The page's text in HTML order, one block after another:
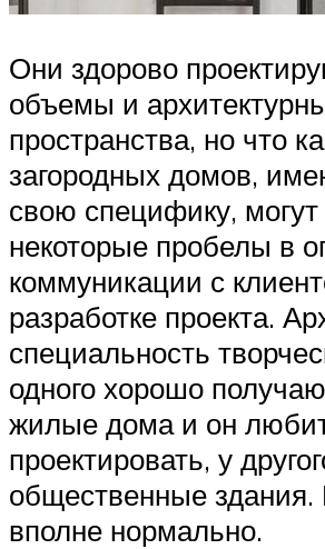
Они здорово
объемы и
пространства, но что
загородных домов,
свою специфику,
некоторые пробелы в
коммуникации с
разработке проекта.
специальность
одного хорошо
жилые дома и он
проектировать, у
общественные здания.
вполне нормально.